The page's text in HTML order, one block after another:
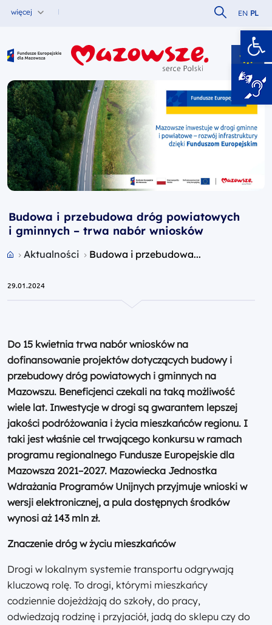
więcej Szukaj w
EN PL
Fundusze Europejskie dla Mazowsza
Budowa i przebudowa dróg powiatowych
i gminnych – trwa nabór wniosków
Przejdź do strony głównej portalu
Aktualności Budowa i przebudowa...
29.01.2024
Do 15 kwietnia trwa nabór wniosków na
dofinansowanie projektów dotyczących budowy i
przebudowy dróg powiatowych i gminnych na
Mazowszu. Beneficjenci czekali na taką możliwość
wiele lat. Inwestycje w drogi są gwarantem lepszej
jakości podróżowania i życia mieszkańców regionu. I
taki jest właśnie cel trwającego konkursu w ramach
programu regionalnego Fundusze Europejskie dla
Mazowsza 2021–2027. Mazowiecka Jednostka
Wdrażania Programów Unijnych przyjmuje wnioski w
wersji elektronicznej, a pula dostępnych środków
wynosi aż 143 mln zł.
Znaczenie dróg w życiu mieszkańców
Drogi w lokalnym systemie transportu odgrywają
kluczową rolę. To drogi, którymi mieszkańcy
codziennie dojeżdżają do szkoły, do pracy,
odwiedzają rodzinę i przyjaciół, jadą do sklepu czy do